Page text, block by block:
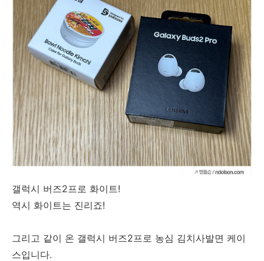
갤럭시 버즈2프로 화이트!
역시 화이트는 진리죠!
그리고 같이 온 갤럭시 버즈2프로 농심 김치사발면 케이
스입니다.